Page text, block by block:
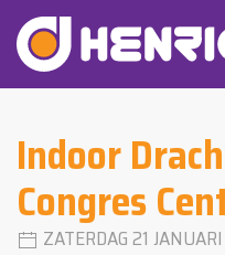
Indoor
Congres
ZATERDAG 21